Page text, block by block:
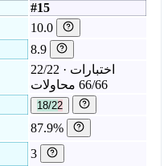
#15
10.0
8.9
22/22 اختبارات ·
66/66 محاولات
18/22
87.9%
3